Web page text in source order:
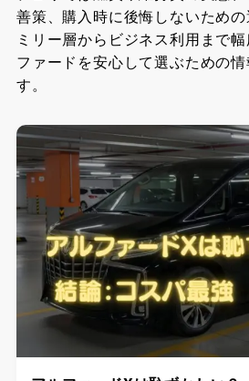
善策、購入時に後悔しないため
ミリー層からビジネス利用まで
ファードを安心して選ぶための
す。